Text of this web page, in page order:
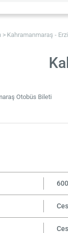
Kahramanmaraş -
Otobüs Bileti